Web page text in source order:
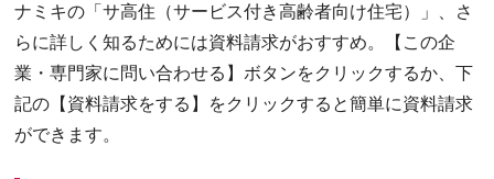
ナミキの「サ高住（サービス付き高齢者向け住宅）」、さ
らに詳しく知るためには資料請求がおすすめ。【この企
業・専門家に問い合わせる】ボタンをクリックするか、下
記の【資料請求をする】をクリックすると簡単に資料請求
ができます。